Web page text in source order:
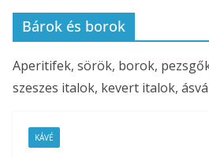
Bárok és borok
Aperitifek, sörök, borok,
szeszes italok, kevert italok,
KÁVÉ